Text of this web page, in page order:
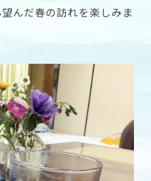
んだ春の訪れを楽しみま